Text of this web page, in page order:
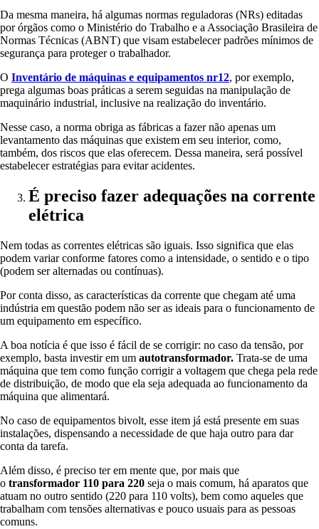
Da mesma maneira, há algumas normas reguladoras (NRs) editadas
por órgãos como o Ministério do Trabalho e a Associação Brasileira de
Normas Técnicas (ABNT) que visam estabelecer padrões mínimos de
segurança para proteger o trabalhador.
O Inventário de máquinas e equipamentos nr12, por exemplo,
prega algumas boas práticas a serem seguidas na manipulação de
maquinário industrial, inclusive na realização do inventário.
Nesse caso, a norma obriga as fábricas a fazer não apenas um
levantamento das máquinas que existem em seu interior, como,
também, dos riscos que elas oferecem. Dessa maneira, será possível
estabelecer estratégias para evitar acidentes.
É preciso fazer adequações na corrente
elétrica
Nem todas as correntes elétricas são iguais. Isso significa que elas
podem variar conforme fatores como a intensidade, o sentido e o tipo
(podem ser alternadas ou contínuas).
Por conta disso, as características da corrente que chegam até uma
indústria em questão podem não ser as ideais para o funcionamento de
um equipamento em específico.
A boa notícia é que isso é fácil de se corrigir: no caso da tensão, por
exemplo, basta investir em um autotransformador. Trata-se de uma
máquina que tem como função corrigir a voltagem que chega pela rede
de distribuição, de modo que ela seja adequada ao funcionamento da
máquina que alimentará.
No caso de equipamentos bivolt, esse item já está presente em suas
instalações, dispensando a necessidade de que haja outro para dar
conta da tarefa.
Além disso, é preciso ter em mente que, por mais que
o transformador 110 para 220 seja o mais comum, há aparatos que
atuam no outro sentido (220 para 110 volts), bem como aqueles que
trabalham com tensões alternativas e pouco usuais para as pessoas
comuns.